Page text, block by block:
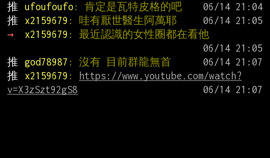
推
ufoufoufo : 肯定是瓦特皮格的吧
推
x2159679 : 哇有厭世醫生阿萬耶
→
x2159679 : 最近認識的女性圈都在看他
推
god78987 : 沒有 目前群龍無首
推
x2159679 :
https://www.youtube.com/watch?
v=X3zSzt92gS8